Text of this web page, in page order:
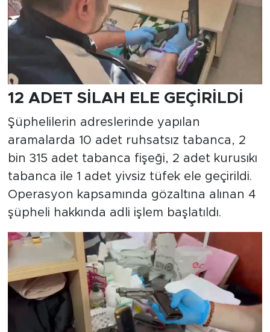
12 ADET SİLAH ELE GEÇİRİLDİ
Şüphelilerin adreslerinde yapılan
aramalarda 10 adet ruhsatsız tabanca, 2
bin 315 adet tabanca fişeği, 2 adet kurusıkı
tabanca ile 1 adet yivsiz tüfek ele geçirildi.
Operasyon kapsamında gözaltına alınan 4
şüpheli hakkında adli işlem başlatıldı.